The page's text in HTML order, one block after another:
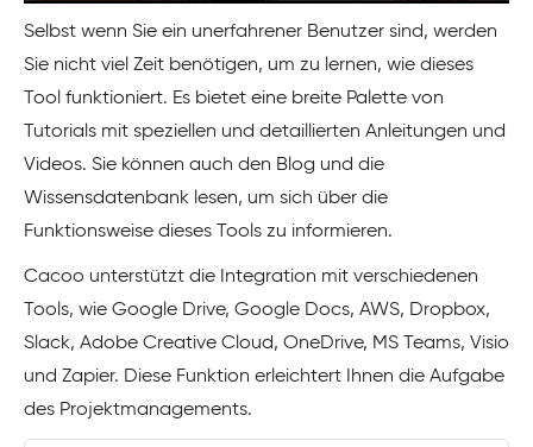
Selbst wenn Sie ein unerfahrener Benutzer sind, werden
Sie nicht viel Zeit benötigen, um zu lernen, wie dieses
Tool funktioniert. Es bietet eine breite Palette von
Tutorials mit speziellen und detaillierten Anleitungen und
Videos. Sie können auch den Blog und die
Wissensdatenbank lesen, um sich über die
Funktionsweise dieses Tools zu informieren.
Cacoo unterstützt die Integration mit verschiedenen
Tools, wie Google Drive, Google Docs, AWS, Dropbox,
Slack, Adobe Creative Cloud, OneDrive, MS Teams, Visio
und Zapier. Diese Funktion erleichtert Ihnen die Aufgabe
des Projektmanagements.